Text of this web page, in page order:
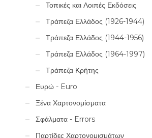
Τοπικές και Λοιπές Εκδόσεις
Τράπεζα Ελλάδος (1926-1944)
Τράπεζα Ελλάδος (1944-1956)
Τράπεζα Ελλάδος (1964-1997)
Τράπεζα Κρήτης
Ευρώ - Euro
Ξένα Χαρτονομίσματα
Σφάλματα - Errors
Παρτίδες Χαρτονομισμάτων